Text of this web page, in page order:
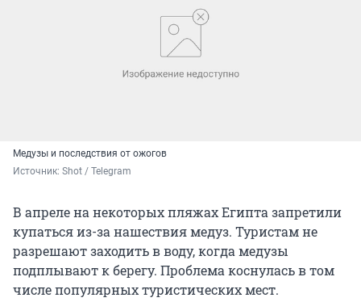
Медузы и последствия от ожогов
Источник: Shot / Telegram
В апреле на некоторых пляжах Египта запретили
купаться из-за нашествия медуз. Туристам не
разрешают заходить в воду, когда медузы
подплывают к берегу. Проблема коснулась в том
числе популярных туристических мест.